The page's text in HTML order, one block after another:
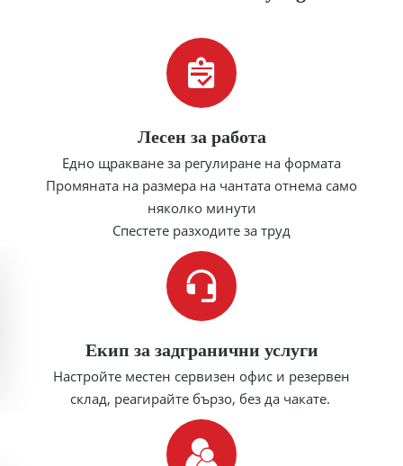
Лесен за работа
Едно щракване за регулиране на формата
Промяната на размера на чантата отнема само
няколко минути
Спестете разходите за труд
Екип за задгранични услуги
Настройте местен сервизен офис и резервен
склад, реагирайте бързо, без да чакате.